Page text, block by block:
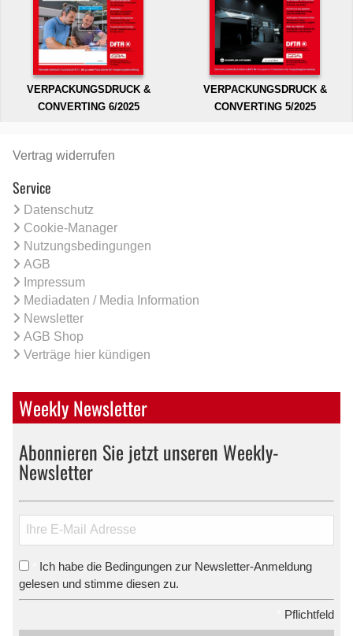
VERPACKUNGSDRUCK &
CONVERTING 6/2025
VERPACKUNGSDRUCK &
CONVERTING 5/2025
Vertrag widerrufen
Service
Datenschutz
Cookie-Manager
Nutzungsbedingungen
AGB
Impressum
Mediadaten / Media Information
Newsletter
AGB Shop
Verträge hier kündigen
Weekly Newsletter
Abonnieren Sie jetzt unseren Weekly-
Newsletter
Ich habe die Bedingungen zur Newsletter-Anmeldung
gelesen und stimme diesen zu.
Pflichtfeld